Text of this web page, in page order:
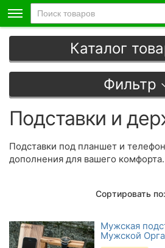
Каталог
Фильтр
Подставки и
Подставки под планшет и
дополнения для вашего комфорта.
Сортировать по:
Мужская
Мужской